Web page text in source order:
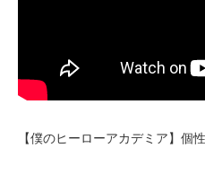
【僕のヒーローアカデミア】個